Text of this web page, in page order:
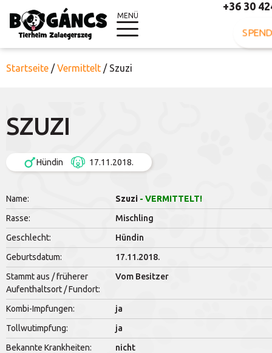
MENÜ
+36 30
Startseite / Vermittelt / Szuzi
SZUZI
Hündin 17.11.2018.
Name: Szuzi - VERMITTELT!
Rasse:
Mischling
Geschlecht:
Hündin
Geburtsdatum:
17.11.2018.
Stammt aus / früherer
Aufenthaltsort / Fundort:
Vom Besitzer
Kombi-Impfungen:
ja
Tollwutimpfung:
ja
Bekannte Krankheiten:
nicht